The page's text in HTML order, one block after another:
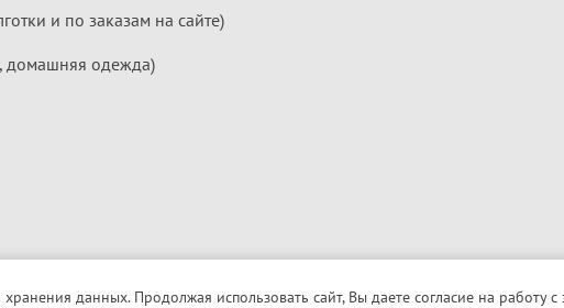
и по заказам на сайте)
домашняя одежда)
данных. Продолжая использовать сайт, Вы даете согласие на работу с